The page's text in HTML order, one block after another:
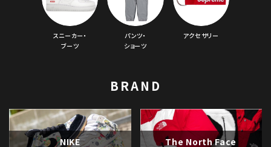
スニーカー・
ブーツ
パンツ・
ショーツ
アクセサリー
BRAND
NIKE The North Face